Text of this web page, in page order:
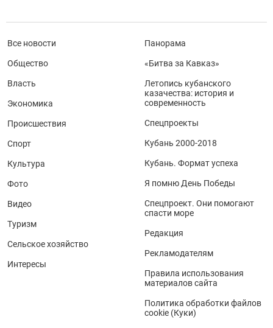
Все новости
Общество
Власть
Экономика
Происшествия
Спорт
Культура
Фото
Видео
Туризм
Сельское хозяйство
Интересы
Панорама
«Битва за Кавказ»
Летопись кубанского
казачества: история и
современность
Спецпроекты
Кубань 2000-2018
Кубань. Формат успеха
Я помню День Победы
Спецпроект. Они помогают
спасти море
Редакция
Рекламодателям
Правила использования
материалов сайта
Политика обработки файлов
cookie (Куки)